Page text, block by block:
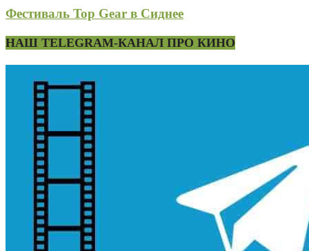
Фестиваль Top Gear в Сиднее
НАШ TELEGRAM-КАНАЛ ПРО КИНО